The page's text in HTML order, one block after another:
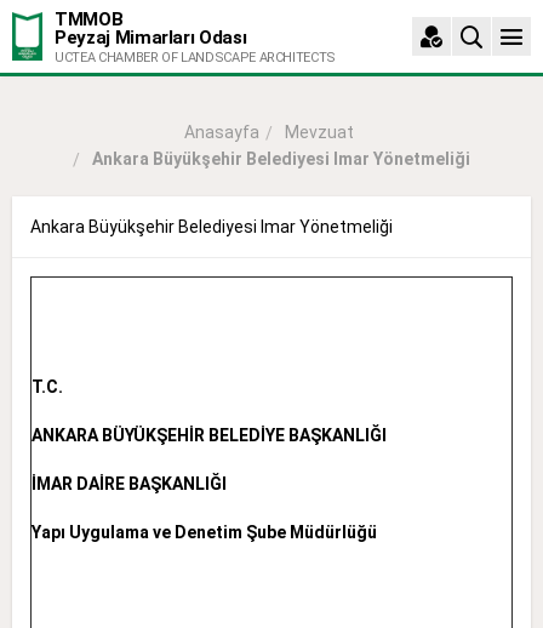
TMMOB
Peyzaj Mimarları Odası
UCTEA CHAMBER OF LANDSCAPE ARCHITECTS
Anasayfa
Mevzuat
Ankara Büyükşehir Belediyesi Imar Yönetmeliği
Ankara Büyükşehir Belediyesi Imar Yönetmeliği
T.C.
ANKARA BÜYÜKŞEHİR BELEDİYE BAŞKANLIĞI
İMAR DAİRE BAŞKANLIĞI
Yapı Uygulama ve Denetim Şube Müdürlüğü